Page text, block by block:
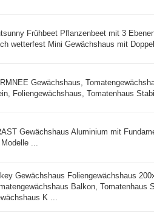
Frühbeet Pflanzenbeet mit 3
wetterfest Mini Gewächshaus mit
Gewächshaus,
Foliengewächshaus, Tomatenhaus
Gewächshaus Aluminium mit
...
Gewächshaus Foliengewächshaus
Balkon, Tomatenhaus
K ...